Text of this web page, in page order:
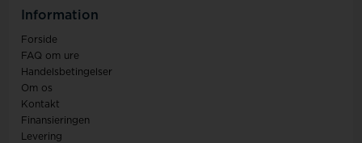
Information
Forside
FAQ om ure
Handelsbetingelser
Om os
Kontakt
Finansieringen
Levering